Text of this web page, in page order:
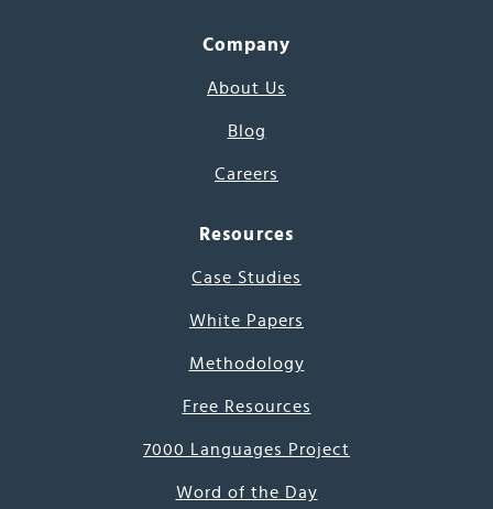
Company
About Us
Blog
Careers
Resources
Case Studies
White Papers
Methodology
Free Resources
7000 Languages Project
Word of the Day